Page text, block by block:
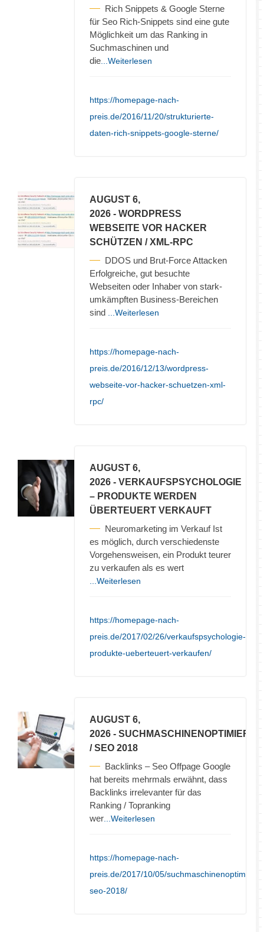
Rich Snippets & Google Sterne
für Seo Rich-Snippets sind eine gute
Möglichkeit um das Ranking in
Suchmaschinen und
die ...Weiterlesen
https://homepage-nach-
preis.de/2016/11/20/strukturierte-
daten-rich-snippets-google-sterne/
AUGUST 6,
2026 - WORDPRESS
WEBSEITE VOR HACKER
SCHÜTZEN / XML-RPC
DDOS und Brut-Force Attacken
Erfolgreiche, gut besuchte
Webseiten oder Inhaber von stark-
umkämpften Business-Bereichen
sind
...Weiterlesen
https://homepage-nach-
preis.de/2016/12/13/wordpress-
webseite-vor-hacker-schuetzen-xml-
rpc/
AUGUST 6,
2026 - VERKAUFSPSYCHOLOGIE
– PRODUKTE WERDEN
ÜBERTEUERT VERKAUFT
Neuromarketing im Verkauf Ist
es möglich, durch verschiedenste
Vorgehensweisen, ein Produkt teurer
zu verkaufen als es wert
...Weiterlesen
https://homepage-nach-
preis.de/2017/02/26/verkaufspsychologie-
produkte-ueberteuert-verkaufen/
AUGUST 6,
2026 -
/ SEO 2018
Backlinks – Seo Offpage Google
hat bereits mehrmals erwähnt, dass
Backlinks irrelevanter für das
Ranking / Topranking
wer ...Weiterlesen
https://homepage-nach-
preis.de/2017/10/05/
seo-2018/